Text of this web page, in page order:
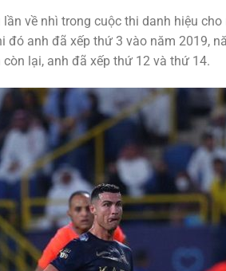
về nhì trong cuộc thi danh hiệu
đó anh đã xếp thứ 3 vào năm 2019,
lại, anh đã xếp thứ 12 và thứ 14.